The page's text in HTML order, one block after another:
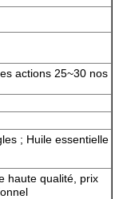
actions 25~30 nos
; Huile essentielle
haute qualité, prix